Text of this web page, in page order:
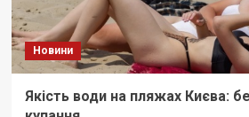
Новини
Якість води на пляжах Києва: